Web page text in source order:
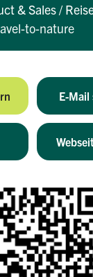
& Sales /
to-nature
E-Mail